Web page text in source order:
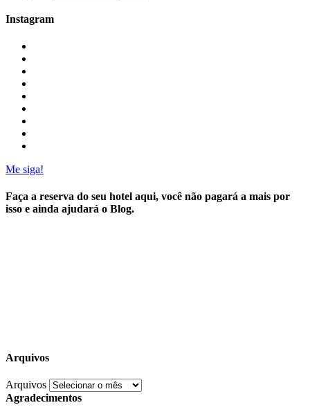
Instagram
Me siga!
Faça a reserva do seu hotel aqui, você não pagará a mais por
isso e ainda ajudará o Blog.
Arquivos
Arquivos
Agradecimentos